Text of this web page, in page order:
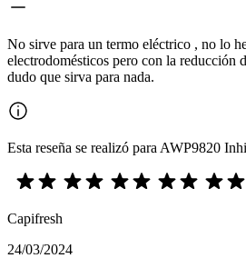
No sirve para un termo eléctrico , no lo
electrodomésticos pero con la reducción
dudo que sirva para nada.
Esta reseña se realizó para AWP9820
Capifresh
24/03/2024